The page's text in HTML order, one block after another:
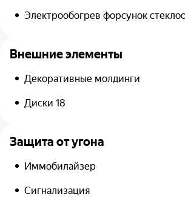
Электрообогрев форсунок
Внешние элементы
Декоративные молдинги
Диски 18
Защита от угона
Иммобилайзер
Сигнализация